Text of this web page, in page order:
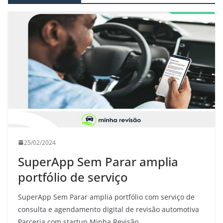
25/02/2024
SuperApp Sem Parar amplia
portfólio de serviço
SuperApp Sem Parar amplia portfólio com serviço de
consulta e agendamento digital de revisão automotiva